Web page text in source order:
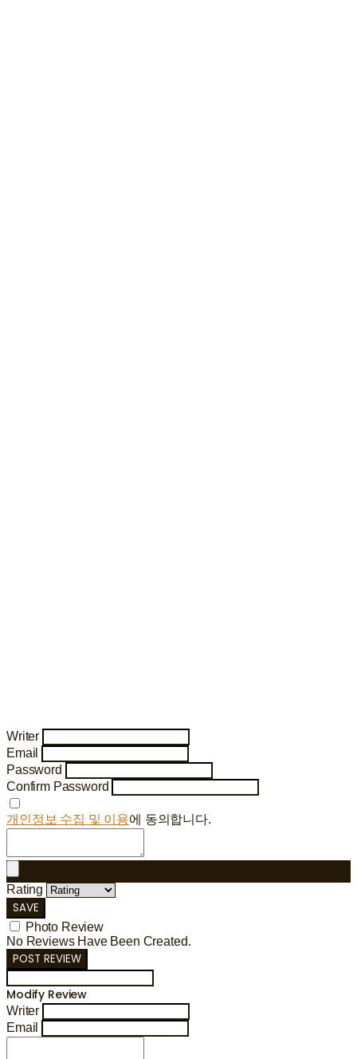
Writer
Email
Password
Confirm Password
개인정보 수집 및 이용에 동의합니다.
Rating
SAVE
Photo Review
No Reviews Have Been Created.
POST REVIEW
Modify Review
Writer
Email